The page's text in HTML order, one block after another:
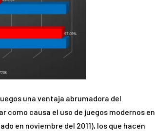
una ventaja abrumadora del
como causa el uso de juegos modernos en
en noviembre del 2011), los que hacen